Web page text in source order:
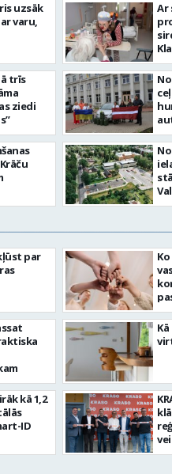
laikmetīgās
“Kurtuve”
uzsāk
varu,
trīs
ziedi
Ar
par
kā 1,2
ID